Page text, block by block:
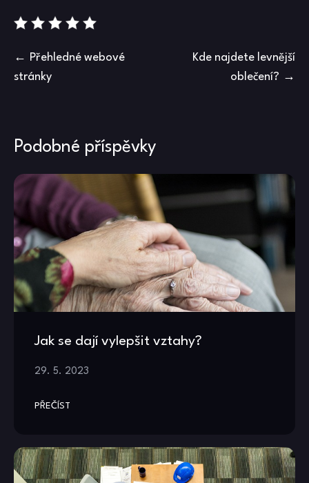
Navigace
pro
Přehledné webové
stránky
Kde najdete levnější
oblečení?
Podobné příspěvky
Jak se dají vylepšit vztahy?
29. 5. 2023
PŘEČÍST